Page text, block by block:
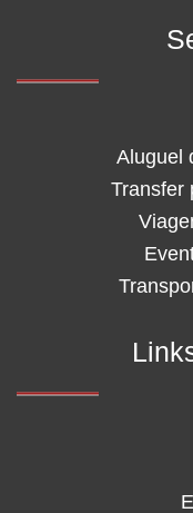
Aluguel
Transfer